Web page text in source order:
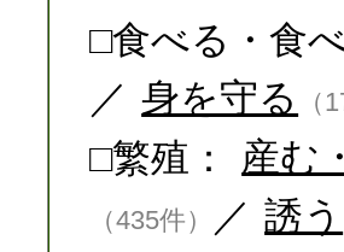
□食べる・食
／ 身を守る （
□繁殖：
産む
（435件）
／ 誘う